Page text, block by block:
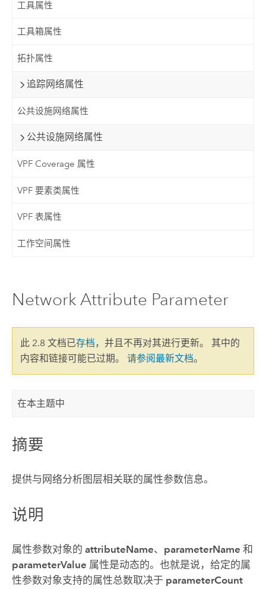
工具属性
工具箱属性
拓扑属性
追踪网络属性
公共设施网络属性
公共设施网络属性
VPF Coverage 属性
VPF 要素类属性
VPF 表属性
工作空间属性
Network Attribute Parameter
此 2.8 文档已存档，并且不再对其进行更新。 其中的
内容和链接可能已过期。 请参阅最新文档。
在本主题中
摘要
提供与网络分析图层相关联的属性参数信息。
说明
属性参数对象的 attributeName、 parameterName 和
parameterValue 属性是动态的。也就是说，给定的属
性参数对象支持的属性总数取决于 parameterCount